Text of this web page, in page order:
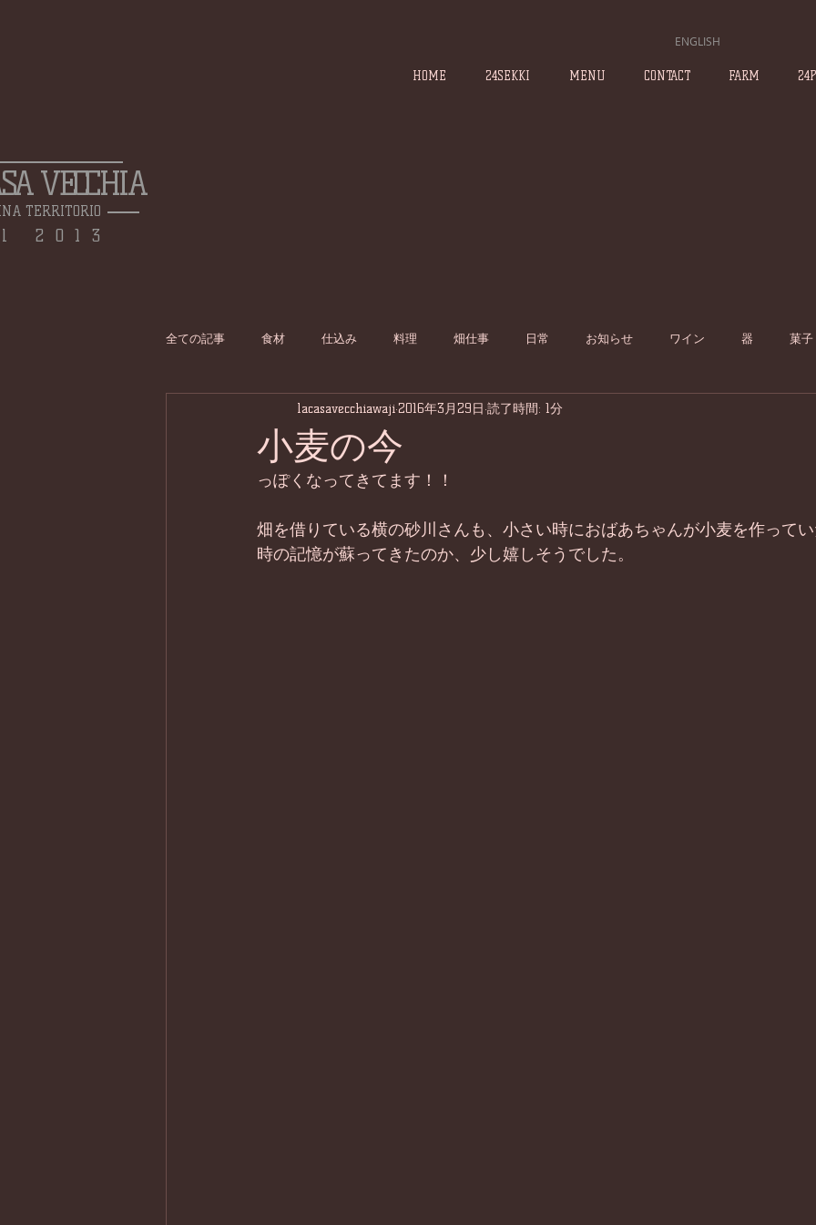
HOME 24SEKKI MENU CONTACT FARM
全ての記事 食材 仕込み 料理 畑仕事 日常 お知らせ ワイン 器 菓子
小麦の今
lacasavecchiawaji2016年3月29日 読了時間: 1分
っぽくなってきてます！！
畑を借りている横の砂川さんも、小さい時におばあちゃんが小麦を作って
時の記憶が蘇ってきたのか、少し嬉しそうでした。
VECCHIA
TERRITORIO
2013
ENGLISH